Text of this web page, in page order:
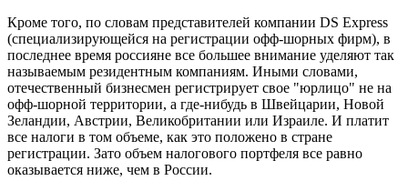
Кроме того, по словам представителей компании DS Express
(специализирующейся на регистрации офф-шорных фирм), в
последнее время россияне все большее внимание уделяют так
называемым резидентным компаниям. Иными словами,
отечественный бизнесмен регистрирует свое "юрлицо" не на
офф-шорной территории, а где-нибудь в Швейцарии, Новой
Зеландии, Австрии, Великобритании или Израиле. И платит
все налоги в том объеме, как это положено в стране
регистрации. Зато объем налогового портфеля все равно
оказывается ниже, чем в России.